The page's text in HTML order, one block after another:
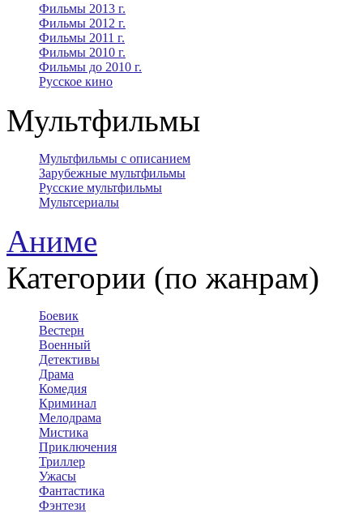
Фильмы 2013 г.
Фильмы 2012 г.
Фильмы 2011 г.
Фильмы 2010 г.
Фильмы до 2010 г.
Русское кино
Мультфильмы
Мультфильмы с описанием
Зарубежные мультфильмы
Русские мультфильмы
Мультсериалы
Аниме
Категории (по жанрам)
Боевик
Вестерн
Военный
Детективы
Драма
Комедия
Криминал
Мелодрама
Мистика
Приключения
Триллер
Ужасы
Фантастика
Фэнтези